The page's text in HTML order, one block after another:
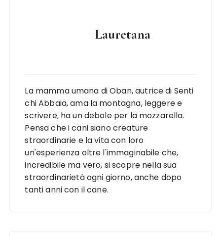
Lauretana
La mamma umana di Oban, autrice di Senti
chi Abbaia, ama la montagna, leggere e
scrivere, ha un debole per la mozzarella.
Pensa che i cani siano creature
straordinarie e la vita con loro
un'esperienza oltre l'immaginabile che,
incredibile ma vero, si scopre nella sua
straordinarietà ogni giorno, anche dopo
tanti anni con il cane.